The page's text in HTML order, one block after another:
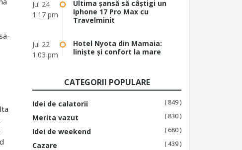
Jul 24
1:17 pm
Ultima șansă să câștigi un
Iphone 17 Pro Max cu
Travelminit
Jul 22
1:03 pm
Hotel Nyota din Mamaia:
liniște și confort la mare
CATEGORII POPULARE
Idei de calatorii ( 849 )
Merita vazut ( 830 )
Idei de weekend ( 680 )
Cazare ( 439 )